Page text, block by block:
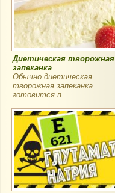
Диетическая творожная
запеканка
Обычно диетическая
творожная запеканка
готовится п...